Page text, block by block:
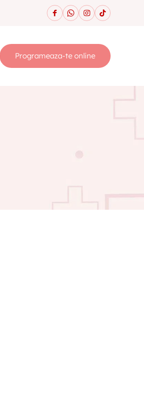
Programeaza-te online